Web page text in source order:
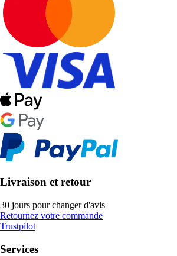
Livraison et retour
30 jours pour changer d'avis
Retournez votre commande
Trustpilot
Services